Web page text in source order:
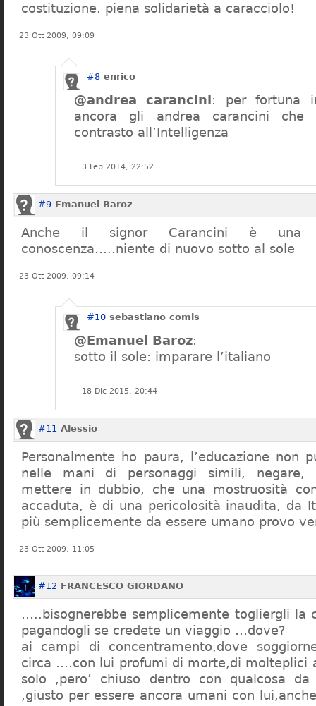
costituzione. piena solidarietà a caracciolo!
23 Ott 2009, 09:09
#8 enrico
@andrea carancini: per fortuna
ancora gli andrea carancini
contrasto all’Intelligenza
3 Feb 2014, 22:52
#9 Emanuel Baroz
Anche il signor Carancini è una
conoscenza…..niente di nuovo sotto al sole
23 Ott 2009, 09:14
#10 sebastiano comis
@Emanuel Baroz:
sotto il sole: imparare l’italiano
18 Dic 2015, 20:44
#11 Alessio
Personalmente ho paura, l’educazione non
nelle mani di personaggi simili, negare,
mettere in dubbio, che una mostruosità
accaduta, è di una pericolosità inaudita, da
più semplicemente da essere umano provo
23 Ott 2009, 11:05
#12 FRANCESCO GIORDANO
…..bisognerebbe semplicemente togliergli la
pagandogli se credete un viaggio …dove?
ai campi di concentramento,dove
circa ….con lui profumi di morte,di molteplici
solo ,pero’ chiuso dentro con qualcosa
,giusto per essere ancora umani con